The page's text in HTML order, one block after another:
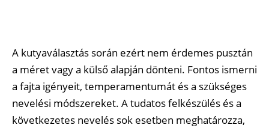
A kutyaválasztás során ezért nem érdemes pusztán
a méret vagy a külső alapján dönteni. Fontos ismerni
a fajta igényeit, temperamentumát és a szükséges
nevelési módszereket. A tudatos felkészülés és a
következetes nevelés sok esetben meghatározza,